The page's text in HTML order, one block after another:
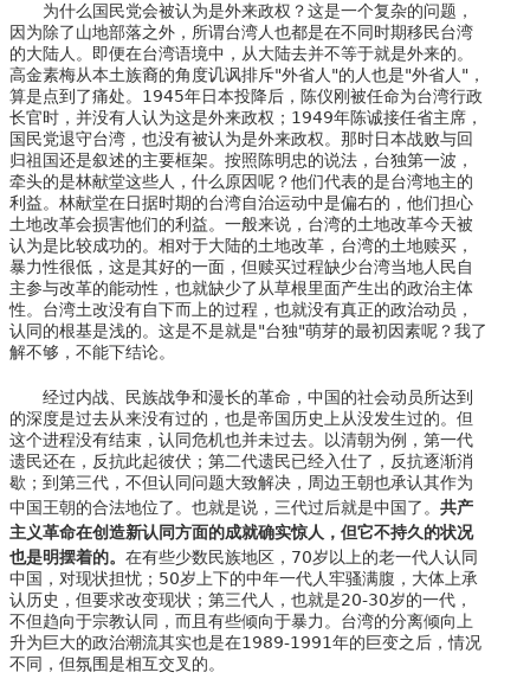
为什么国民党会被认为是外来政权？这是一个复杂的问题，
因为除了山地部落之外，所谓台湾人也都是在不同时期移民台湾
的大陆人。即便在台湾语境中，从大陆去并不等于就是外来的。
高金素梅从本土族裔的角度讥讽排斥"外省人"的人也是"外省人"，
算是点到了痛处。1945年日本投降后，陈仪刚被任命为台湾行政
长官时，并没有人认为这是外来政权；1949年陈诚接任省主席，
国民党退守台湾，也没有被认为是外来政权。那时日本战败与回
归祖国还是叙述的主要框架。按照陈明忠的说法，台独第一波，
牵头的是林献堂这些人，什么原因呢？他们代表的是台湾地主的
利益。林献堂在日据时期的台湾自治运动中是偏右的，他们担心
土地改革会损害他们的利益。一般来说，台湾的土地改革今天被
认为是比较成功的。相对于大陆的土地改革，台湾的土地赎买，
暴力性很低，这是其好的一面，但赎买过程缺少台湾当地人民自
主参与改革的能动性，也就缺少了从草根里面产生出的政治主体
性。台湾土改没有自下而上的过程，也就没有真正的政治动员，
认同的根基是浅的。这是不是就是"台独"萌芽的最初因素呢？我了
解不够，不能下结论。
经过内战、民族战争和漫长的革命，中国的社会动员所达到
的深度是过去从来没有过的，也是帝国历史上从没发生过的。但
这个进程没有结束，认同危机也并未过去。以清朝为例，第一代
遗民还在，反抗此起彼伏；第二代遗民已经入仕了，反抗逐渐消
歇；到第三代，不但认同问题大致解决，周边王朝也承认其作为
中国王朝的合法地位了。也就是说，三代过后就是中国了。 共产
主义革命在创造新认同方面的成就确实惊人，但它不持久的状况
也是明摆着的。 在有些少数民族地区，70岁以上的老一代人认同
中国，对现状担忧；50岁上下的中年一代人牢骚满腹，大体上承
认历史，但要求改变现状；第三代人，也就是20-30岁的一代，
不但趋向于宗教认同，而且有些倾向于暴力。台湾的分离倾向上
升为巨大的政治潮流其实也是在1989-1991年的巨变之后，情况
不同，但氛围是相互交叉的。